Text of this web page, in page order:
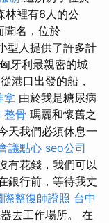
林裡有6人的公
聞名，位於
型人提供了許多計
牙利最親密的城
港口出發的船，
拿 由於我是糖尿病
整骨 瑪麗和懷舊之
天我們必須休息一
議點心 seo公司
有花錢，我們可以
銀行前，等待我丈
際整復師證照 台中
去工作場所。 在